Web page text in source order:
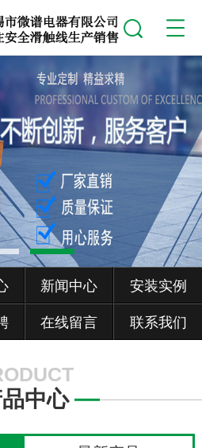
新闻中心 安装实例
在线留言 联系我们
中心